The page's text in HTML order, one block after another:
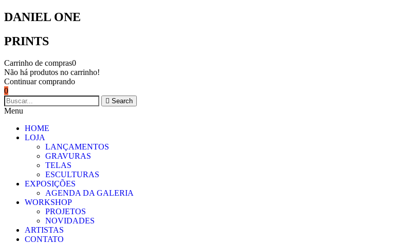
DANIEL ONE
PRINTS
Carrinho de compras0
Não há produtos no carrinho!
Continuar comprando
0
Search
Menu
HOME
LOJA
LANÇAMENTOS
GRAVURAS
TELAS
ESCULTURAS
EXPOSIÇÕES
AGENDA DA GALERIA
WORKSHOP
PROJETOS
NOVIDADES
ARTISTAS
CONTATO